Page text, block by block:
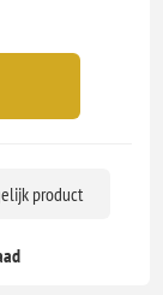
product